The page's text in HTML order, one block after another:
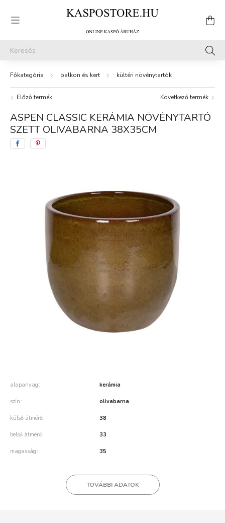
balkon és kert kültéri növénytartók
Előző termék Következő termék
ASPEN CLASSIC KERÁMIA NÖVÉNYTARTÓ
SZETT OLIVABARNA 38X35CM
alapanyag kerámia
szín olivabarna
külső átmérő 38
belső átmérő 33
magasság 35
TOVÁBBI ADATOK